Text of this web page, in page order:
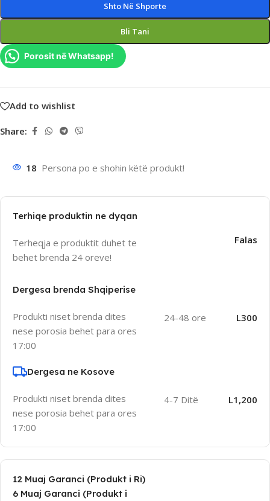
Shto Në Shporte
Bli Tani
Porosit në Whatsapp!
Add to wishlist
Share:
18 Persona po e shohin këtë produkt!
Terhiqe produktin ne dyqan
Terheqja e produktit duhet te
behet brenda 24 oreve!
Falas
Dergesa brenda Shqiperise
Produkti niset brenda dites
nese porosia behet para ores
17:00
24-48 ore L300
Dergesa ne Kosove
Produkti niset brenda dites
nese porosia behet para ores
17:00
4-7 Ditë L1,200
12 Muaj Garanci (Produkt i Ri)
6 Muaj Garanci (Produkt i